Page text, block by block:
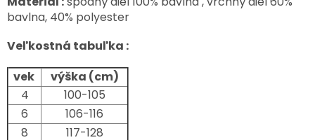
bavlna, 40% polyester
Veľkostná tabuľka :
vek
výška (cm)
4
100-105
6
106-116
8
117-128